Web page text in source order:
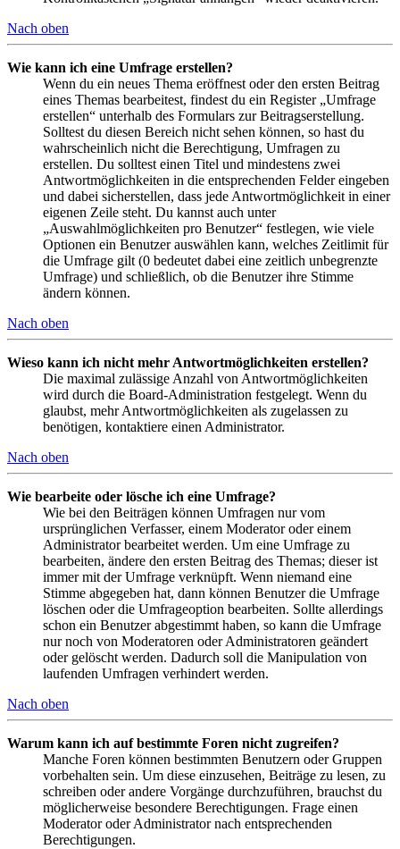
Nach oben
Wie kann ich eine Umfrage erstellen?
Wenn du ein neues Thema eröffnest oder den ersten Beitrag
eines Themas bearbeitest, findest du ein Register „Umfrage
erstellen“ unterhalb des Formulars zur Beitragserstellung.
Solltest du diesen Bereich nicht sehen können, so hast du
wahrscheinlich nicht die Berechtigung, Umfragen zu
erstellen. Du solltest einen Titel und mindestens zwei
Antwortmöglichkeiten in die entsprechenden Felder eingeben
und dabei sicherstellen, dass jede Antwortmöglichkeit in einer
eigenen Zeile steht. Du kannst auch unter
„Auswahlmöglichkeiten pro Benutzer“ festlegen, wie viele
Optionen ein Benutzer auswählen kann, welches Zeitlimit für
die Umfrage gilt (0 bedeutet dabei eine zeitlich unbegrenzte
Umfrage) und schließlich, ob die Benutzer ihre Stimme
ändern können.
Nach oben
Wieso kann ich nicht mehr Antwortmöglichkeiten erstellen?
Die maximal zulässige Anzahl von Antwortmöglichkeiten
wird durch die Board-Administration festgelegt. Wenn du
glaubst, mehr Antwortmöglichkeiten als zugelassen zu
benötigen, kontaktiere einen Administrator.
Nach oben
Wie bearbeite oder lösche ich eine Umfrage?
Wie bei den Beiträgen können Umfragen nur vom
ursprünglichen Verfasser, einem Moderator oder einem
Administrator bearbeitet werden. Um eine Umfrage zu
bearbeiten, ändere den ersten Beitrag des Themas; dieser ist
immer mit der Umfrage verknüpft. Wenn niemand eine
Stimme abgegeben hat, dann können Benutzer die Umfrage
löschen oder die Umfrageoption bearbeiten. Sollte allerdings
schon ein Benutzer abgestimmt haben, so kann die Umfrage
nur noch von Moderatoren oder Administratoren geändert
oder gelöscht werden. Dadurch soll die Manipulation von
laufenden Umfragen verhindert werden.
Nach oben
Warum kann ich auf bestimmte Foren nicht zugreifen?
Manche Foren können bestimmten Benutzern oder Gruppen
vorbehalten sein. Um diese einzusehen, Beiträge zu lesen, zu
schreiben oder andere Vorgänge durchzuführen, brauchst du
möglicherweise besondere Berechtigungen. Frage einen
Moderator oder Administrator nach entsprechenden
Berechtigungen.